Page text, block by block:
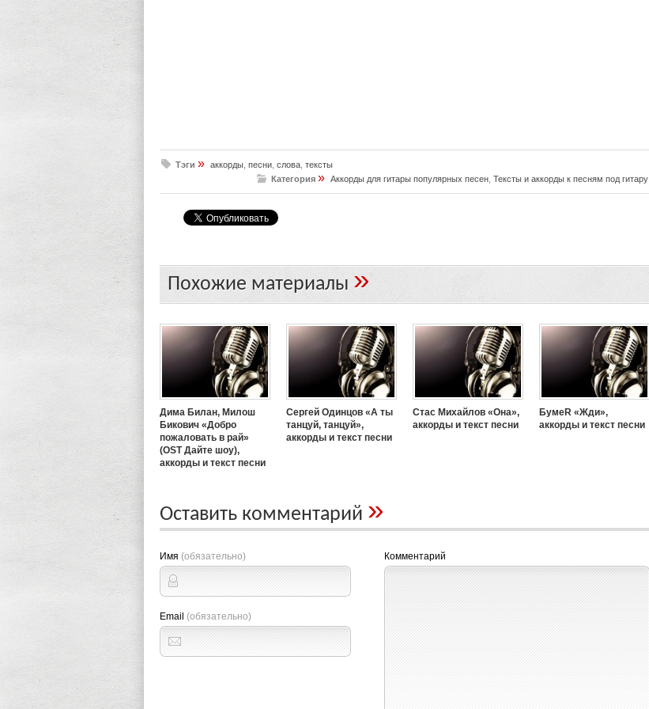
Тэги » аккорды песни слова тексты
Категория » Аккорды для гитары популярных песен Тексты и аккорды к песням под гитару
Похожие материалы»
Дима Билан, Милош
Бикович «Добро
пожаловать в рай»
(OST Дайте шоу),
аккорды и текст песни
Сергей Одинцов «А ты
танцуй, танцуй»,
аккорды и текст песни
Стас Михайлов «Она»,
аккорды и текст песни
БумеR «Жди»,
аккорды и текст песни
Оставить комментарий »
Имя (обязательно)
Email (обязательно)
Комментарий